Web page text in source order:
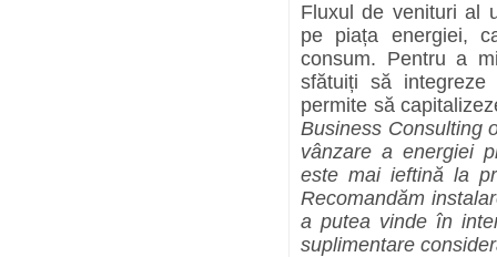
Fluxul de venituri al
pe piața energiei,
consum. Pentru a
sfătuiți să
permite să
Business Consulting
vânzare a energiei
este mai ieftină la
Recomandăm
a putea vinde în
suplimentare